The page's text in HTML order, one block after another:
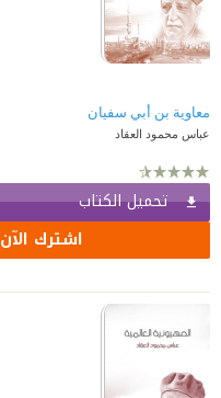
معاوية بن أبي سفيان
عباس محمود العقاد
تحميل الكتاب
اشترك الآن